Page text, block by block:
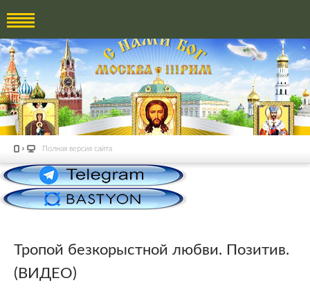
Полная версия сайта
Тропой безкорыстной любви. Позитив.
(ВИДЕО)